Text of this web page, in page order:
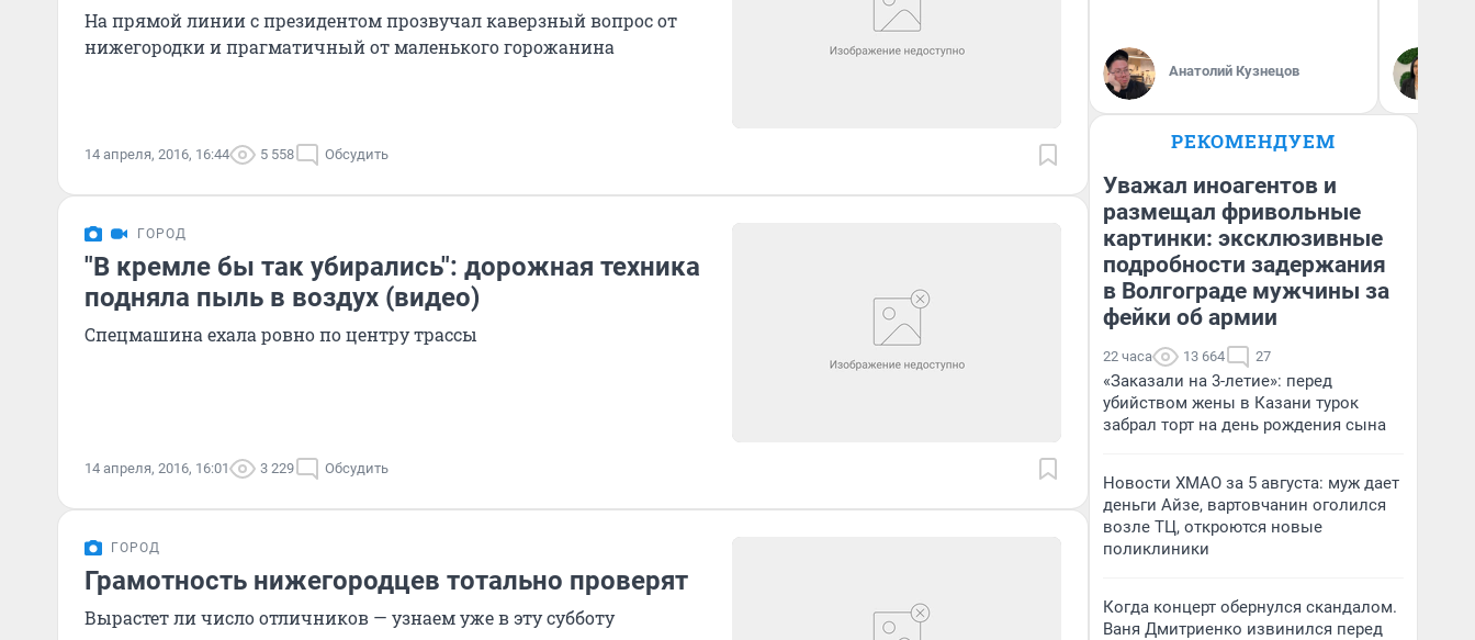
На прямой линии с президентом прозвучал каверзный вопрос от
нижегородки и прагматичный от маленького горожанина
14 апреля, 2016, 16:44 5 558 Обсудить
ГОРОД
"В кремле бы так убирались": дорожная техника
подняла пыль в воздух (видео)
Спецмашина ехала ровно по центру трассы
14 апреля, 2016, 16:01 3 229 Обсудить
ГОРОД
Грамотность нижегородцев тотально проверят
Вырастет ли число отличников — узнаем уже в эту субботу
Анатолий Кузнецов
РЕКОМЕНДУЕМ
Уважал иноагентов и
размещал фривольные
картинки: эксклюзивные
подробности задержания
в Волгограде мужчины за
фейки об армии
22 часа 13 664 27
«Заказали на 3-летие»: перед
убийством жены в Казани турок
забрал торт на день рождения сына
Новости ХМАО за 5 августа: муж дает
деньги Айзе, вартовчанин оголился
возле ТЦ, откроются новые
поликлиники
Когда концерт обернулся скандалом.
Ваня Дмитриенко извинился перед